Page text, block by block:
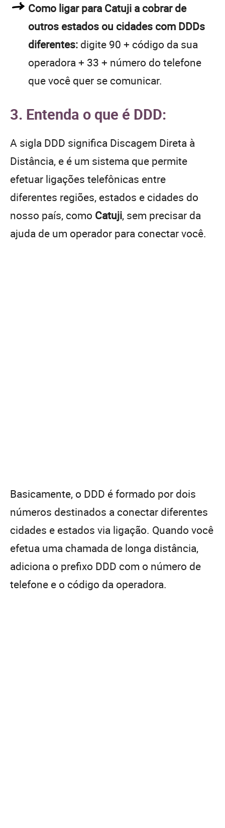
Como ligar para Catuji a cobrar de
outros estados ou cidades com DDDs
diferentes: digite 90 + código da sua
operadora + 33 + número do telefone
que você quer se comunicar.
3. Entenda o que é DDD:
A sigla DDD significa Discagem Direta à
Distância, e é um sistema que permite
efetuar ligações telefônicas entre
diferentes regiões, estados e cidades do
nosso país, como Catuji, sem precisar da
ajuda de um operador para conectar você.
Basicamente, o DDD é formado por dois
números destinados a conectar diferentes
cidades e estados via ligação. Quando você
efetua uma chamada de longa distância,
adiciona o prefixo DDD com o número de
telefone e o código da operadora.